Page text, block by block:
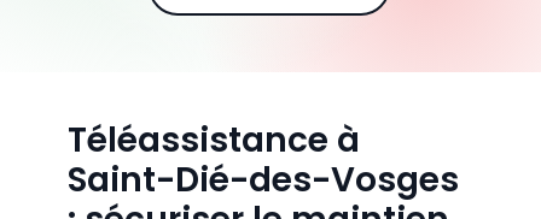
Téléassistance à
Saint-Dié-des-Vosges